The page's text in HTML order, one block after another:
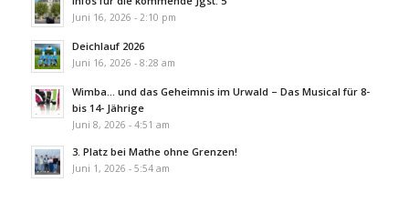
Juni 16, 2026 - 2:10 pm
Deichlauf 2026
Juni 16, 2026 - 8:28 am
Wimba… und das Geheimnis im Urwald – Das Musical für 8-
bis 14- Jährige
Juni 8, 2026 - 4:51 am
3. Platz bei Mathe ohne Grenzen!
Juni 1, 2026 - 5:54 am